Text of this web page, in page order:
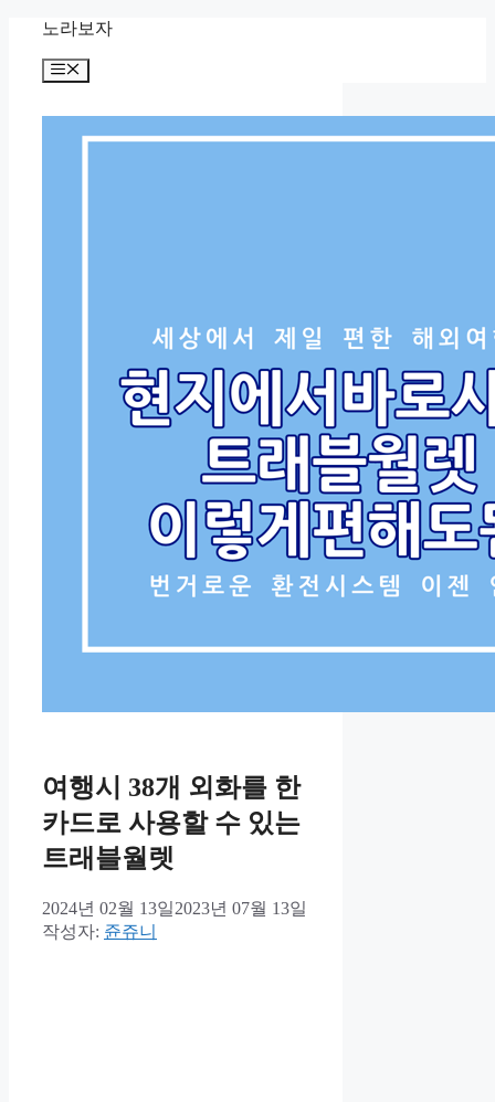
노라보자
메
여행시 38개 외화를 한
카드로 사용할 수 있는
트래블월렛
2024년 02월 13일2023년 07월 13일
작성자: 쥰쥬니